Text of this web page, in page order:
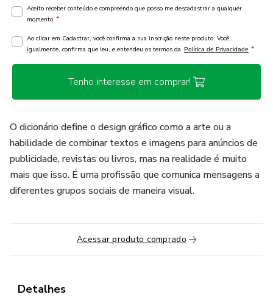
Aceito receber conteúdo e compreendo que posso me descadastrar a qualquer
momento. *
Ao clicar em Cadastrar, você confirma a sua inscrição neste produto. Você,
igualmente, confirma que leu, e entendeu os termos da Política de Privacidade *
Tenho interesse em comprar!
O dicionário define o design gráfico como a arte ou a
habilidade de combinar textos e imagens para anúncios de
publicidade, revistas ou livros, mas na realidade é muito
mais que isso. É uma profissão que comunica mensagens a
diferentes grupos sociais de maneira visual.
Acessar produto comprado
Detalhes